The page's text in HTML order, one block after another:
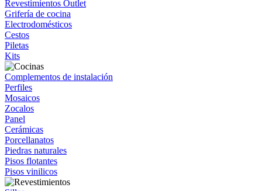
Revestimientos Outlet
Grifería de cocina
Electrodomésticos
Cestos
Piletas
Kits
Complementos de instalación
Perfiles
Mosaicos
Zocalos
Panel
Cerámicas
Porcellanatos
Piedras naturales
Pisos flotantes
Pisos vinilicos